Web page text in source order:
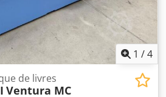
1 /4
de livres
Ventura MC